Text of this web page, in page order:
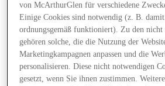
von McArthurGlen für verschiedene
Einige Cookies sind notwendig (z. B.
ordnungsgemäß funktioniert). Zu den nicht
gehören solche, die die Nutzung der
Marketingkampagnen anpassen und die
personalisieren. Diese nicht notwendigen
gesetzt, wenn Sie ihnen zustimmen.